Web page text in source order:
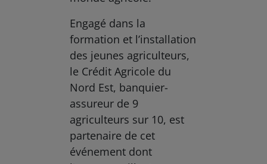
Engagé dans la
formation et l’installation
des jeunes agriculteurs,
le Crédit Agricole du
Nord Est, banquier-
assureur de 9
agriculteurs sur 10, est
partenaire de cet
événement dont